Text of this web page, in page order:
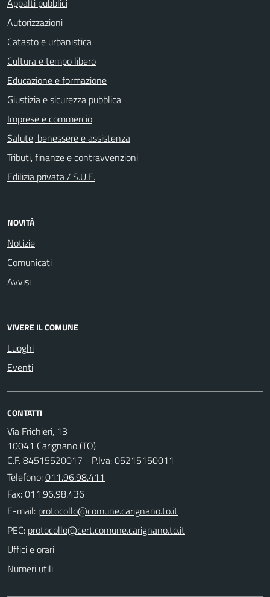
Autorizzazioni
Catasto e urbanistica
Cultura e tempo libero
Educazione e formazione
Giustizia e sicurezza pubblica
Imprese e commercio
Salute, benessere e assistenza
Tributi, finanze e contravvenzioni
Edilizia privata / S.U.E.
NOVITÀ
Notizie
Comunicati
Avvisi
VIVERE IL COMUNE
Luoghi
Eventi
CONTATTI
Via Frichieri, 13
10041 Carignano (TO)
C.F. 84515520017 - P.Iva: 05215150011
Telefono:011.96.98.411
Fax: 011.96.98.436
E-mail:
PEC:
Uffici e orari
Numeri utili